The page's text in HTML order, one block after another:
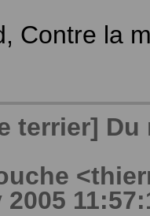
Contre la
terrier]